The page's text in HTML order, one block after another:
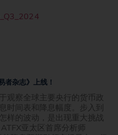
者杂志》上线！
观察全球主要央行的货币政
时间表和降息幅度。步入到
样的波动，是出现重大挑战
亚太区首席分析师